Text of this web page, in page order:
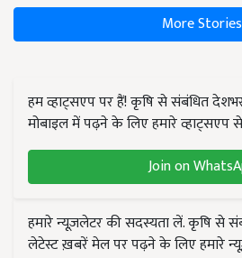
More Stories
हम व्हाट्सएप पर हैं! कृषि से संबंधित
मोबाइल में पढ़ने के लिए हमारे व्हाट्सएप
Join on
हमारे न्यूज़लेटर की सदस्यता लें. कृषि से
लेटेस्ट ख़बरें मेल पर पढ़ने के लिए हमारे